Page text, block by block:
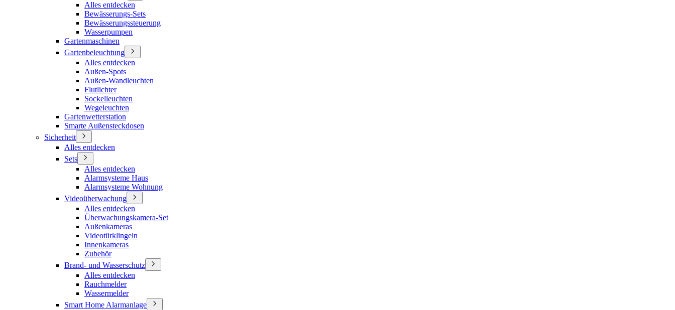
Alles entdecken
Bewässerungs-Sets
Bewässerungssteuerung
Wasserpumpen
Gartenmaschinen
Gartenbeleuchtung
Alles entdecken
Außen-Spots
Außen-Wandleuchten
Flutlichter
Sockelleuchten
Wegeleuchten
Gartenwetterstation
Smarte Außensteckdosen
Sicherheit
Alles entdecken
Sets
Alles entdecken
Alarmsysteme Haus
Alarmsysteme Wohnung
Videoüberwachung
Alles entdecken
Überwachungskamera-Set
Außenkameras
Videotürklingeln
Innenkameras
Zubehör
Brand- und Wasserschutz
Alles entdecken
Rauchmelder
Wassermelder
Smart Home Alarmanlage